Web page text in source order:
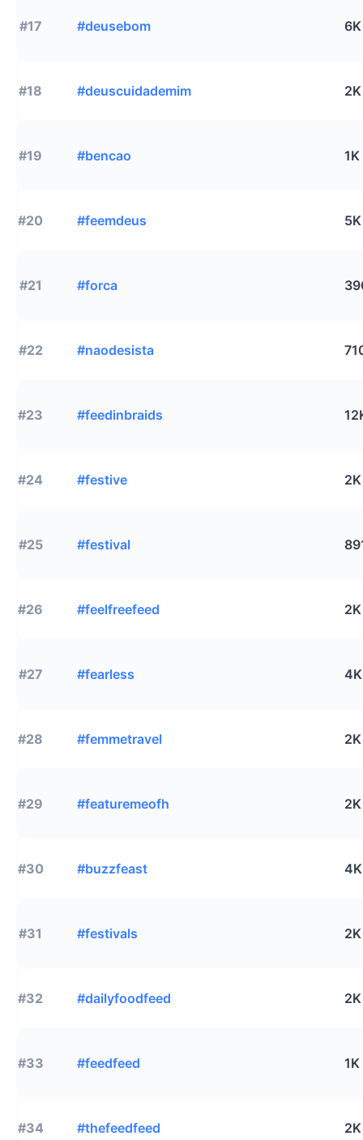
#17 #deusebom 6K
#18 #deuscuidademim 2K
#19 #bencao 1K
#20 #feemdeus 5K
#21 #forca
#22 #naodesista
#23 #feedinbraids
#24 #festive 2K
#25 #festival
#26 #feelfreefeed 2K
#27 #fearless 4K
#28 #femmetravel 2K
#29 #featuremeofh 2K
#30 #buzzfeast 4K
#31 #festivals 2K
#32 #dailyfoodfeed 2K
#33 #feedfeed 1K
#34 #thefeedfeed 2K